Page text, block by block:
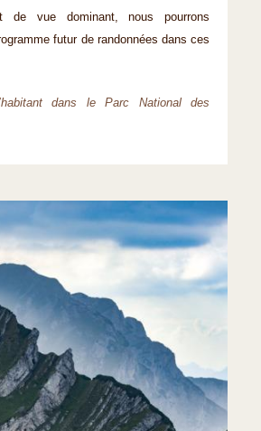
de vue dominant, nous pourrons
futur de randonnées dans ces
dans le Parc National des